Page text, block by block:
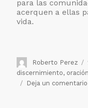
para las
acerquen a ellas
vida.
Autor
Roberto Perez
discernimiento, oración
Deja un comentario